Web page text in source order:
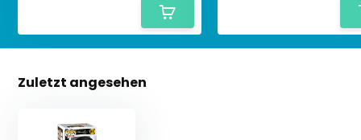
Zuletzt angesehen